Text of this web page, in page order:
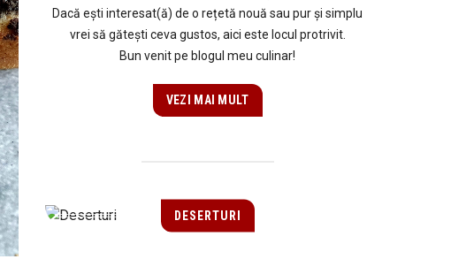
Dacă ești interesat(ă) de o rețetă nouă sau pur și simplu
vrei să gătești ceva gustos, aici este locul protrivit.
Bun venit pe blogul meu culinar!
VEZI MAI MULT
DESERTURI